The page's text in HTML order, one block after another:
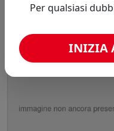
Per qualsiasi
INIZIA